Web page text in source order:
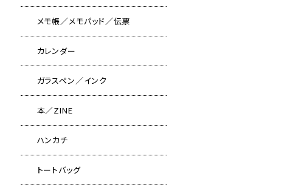
メモ帳／メモパッド／伝票
カレンダー
ガラスペン／インク
本／ZINE
ハンカチ
トートバッグ